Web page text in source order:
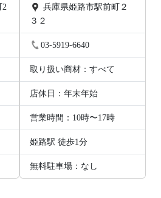
兵庫県姫路市駅前町２
３２
03-5919-6640
取り扱い商材：すべて
店休日：年末年始
営業時間：10時〜17時
姫路駅 徒歩1分
無料駐車場：なし